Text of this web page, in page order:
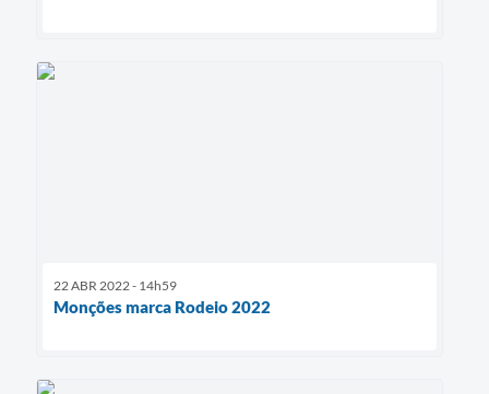
22 ABR 2022 - 14h59
Monções marca Rodeio 2022